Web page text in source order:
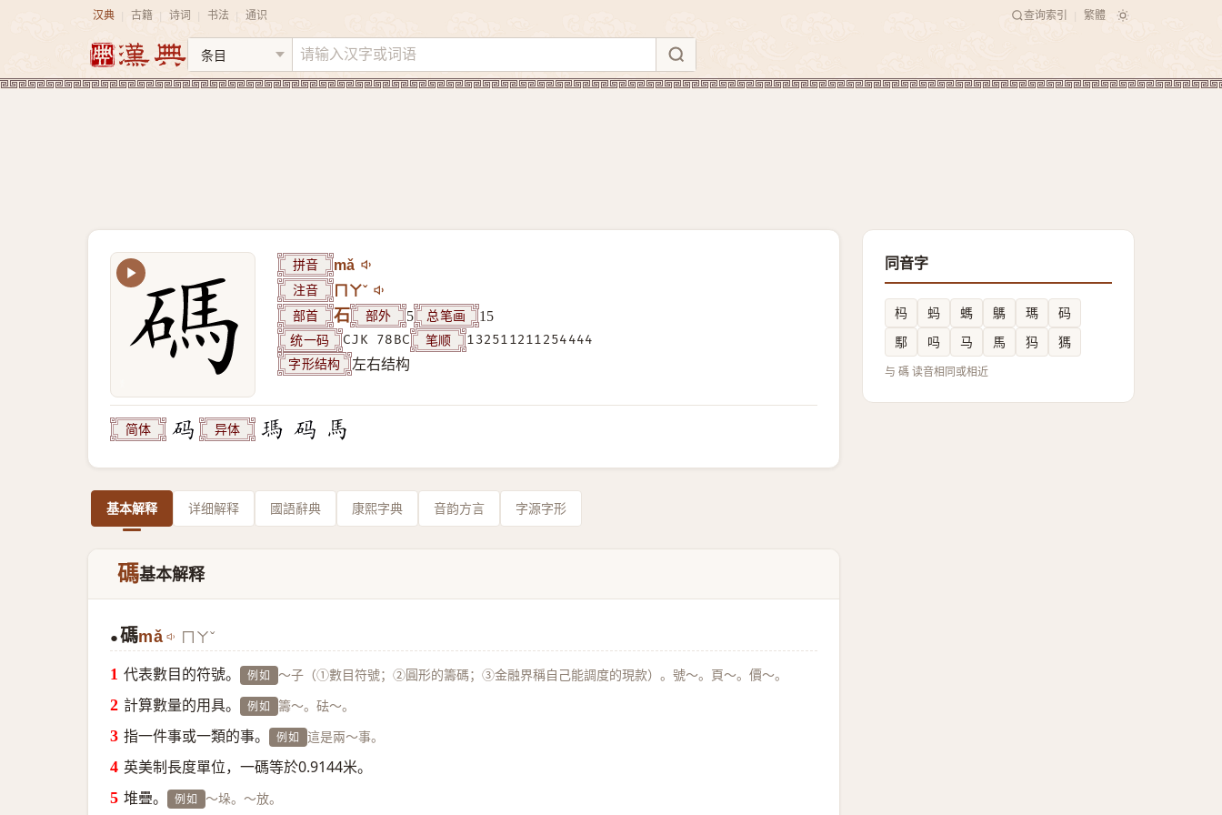
汉典 古籍 诗词 书法 通识 查询索引 繁體
拼音 mǎ
注音 ㄇㄚˇ
部首 石 部外 5 总笔画 15
统一码 CJK 78BC 笔顺 132511211254444
字形结构 左右结构
简体 异体
基本解释 详细解释 國語辭典 康熙字典 音韵方言 字源字形
碼基本解释
● 碼mǎ ㄇㄚˇ
代表數目的符號。 例如 ～子（①數目符號；②圓形的籌碼；③金融界稱自己能調度的現款）。號～。頁～。價～。
計算數量的用具。 例如 籌～。砝～。
指一件事或一類的事。 例如 這是兩～事。
英美制長度單位，一碼等於0.9144米。
堆疊。 例如 ～垛。～放。
同音字
杩 蚂 螞 鷌 瑪
码
䣕
吗 马 馬 犸 獁
与 碼 读音相同或相近